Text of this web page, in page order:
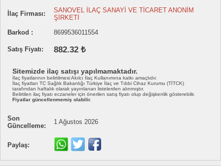
İlaç Firması:
SANOVEL İLAÇ SANAYİ VE TİCARET ANONİM
ŞİRKETİ
Barkod :
8699536011554
Satış Fiyatı: 882.32 ₺
Sitemizde ilaç satışı yapılmamaktadır.
İlaç fiyatlarının belirtilmesi Akılcı İlaç Kullanımına katkı amaçlıdır.
İlaç fiyatları TC Sağlık Bakanlığı Türkiye İlaç ve Tıbbi Cihaz Kurumu (TİTCK)
tarafından haftalık olarak yayınlanan listelerden alınmıştır.
Belirtilen ilaç fiyatı eczaneler için önerilen satış fiyatı olup değişkenlik gösterebilir.
Fiyatlar güncellenmemiş olabilir.
Son
Güncelleme:
1 Ağustos 2026
Paylaş: